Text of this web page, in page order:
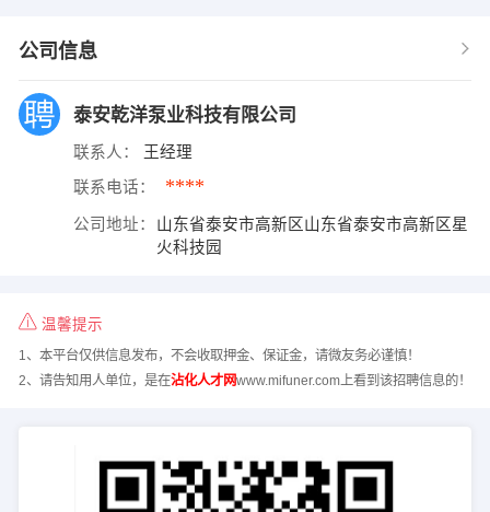
公司信息
泰安乾洋泵业科技有限公司
联系人： 王经理
联系电话： ****
公司地址：
山东省泰安市高新区山东省泰安市高新区星
火科技园
温馨提示
1、本平台仅供信息发布，不会收取押金、保证金，请微友务必谨慎！
2、请告知用人单位，是在沾化人才网www.mifuner.com上看到该招聘信息的！